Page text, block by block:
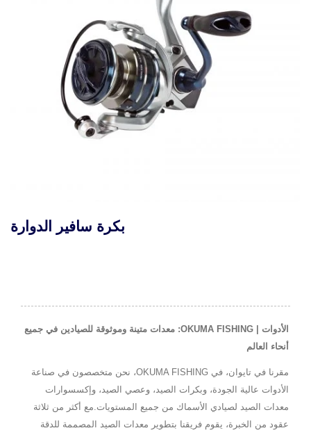
بكرة سافير
الأدوات | OKUMA FISHING: معدات متينة وموثوقة للصيادين في جميع
أنحاء العالم
مقرنا في تايوان، في OKUMA FISHING، نحن متخصصون في صناعة
الأدوات عالية الجودة، وبكرات الصيد، وعصي الصيد، وإكسسوارات
معدات الصيد لصيادي الأسماك من جميع المستويات.مع أكثر من ثلاثة
عقود من الخبرة، يقوم فريقنا بتطوير معدات الصيد المصممة للدقة